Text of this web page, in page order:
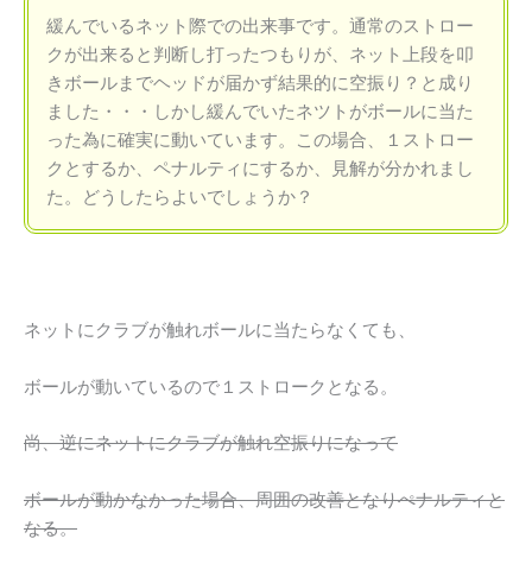
緩んでいるネット際での出来事です。通常のストロー
クが出来ると判断し打ったつもりが、ネット上段を叩
きボールまでヘッドが届かず結果的に空振り？と成り
ました・・・しかし緩んでいたネツトがボールに当た
った為に確実に動いています。この場合、１ストロー
クとするか、ペナルティにするか、見解が分かれまし
た。どうしたらよいでしょうか？
ネットにクラブが触れボールに当たらなくても、
ボールが動いているので１ストロークとなる。
尚、逆にネットにクラブが触れ空振りになって
ボールが動かなかった場合、周囲の改善となりぺナルティと
なる。